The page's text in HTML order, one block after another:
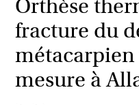
Orthèse
fracture du
mesure à